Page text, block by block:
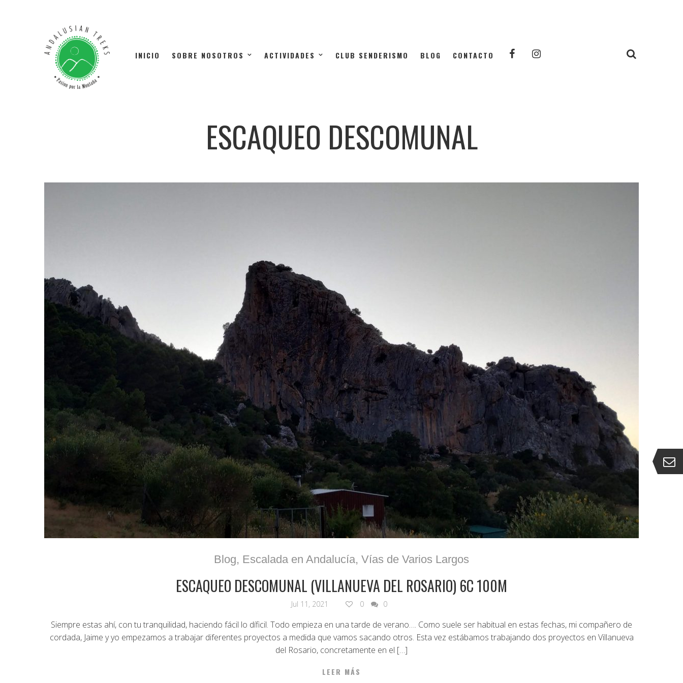
INICIO SOBRE NOSOTROS ACTIVIDADES CLUB SENDERISMO BLOG CONTACTO
ESCAQUEO DESCOMUNAL
Blog, Escalada en Andalucía, Vías de Varios Largos
ESCAQUEO DESCOMUNAL (VILLANUEVA DEL ROSARIO) 6C 100M
Jul 11, 2021 0 0
Siempre estas ahí, con tu tranquilidad, haciendo fácil lo díficil. Todo empieza en una tarde de verano…. Como suele ser habitual en estas fechas, mi compañero de
cordada, Jaime y yo empezamos a trabajar diferentes proyectos a medida que vamos sacando otros. Esta vez estábamos trabajando dos proyectos en Villanueva
del Rosario, concretamente en el […]
LEER MÁS